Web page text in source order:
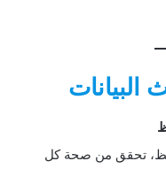
البيانات
تحقق من صحة كل